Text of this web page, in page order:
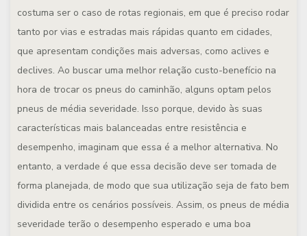
costuma ser o caso de rotas regionais, em que é preciso rodar
tanto por vias e estradas mais rápidas quanto em cidades,
que apresentam condições mais adversas, como aclives e
declives. Ao buscar uma melhor relação custo-benefício na
hora de trocar os pneus do caminhão, alguns optam pelos
pneus de média severidade. Isso porque, devido às suas
características mais balanceadas entre resistência e
desempenho, imaginam que essa é a melhor alternativa. No
entanto, a verdade é que essa decisão deve ser tomada de
forma planejada, de modo que sua utilização seja de fato bem
dividida entre os cenários possíveis. Assim, os pneus de média
severidade terão o desempenho esperado e uma boa